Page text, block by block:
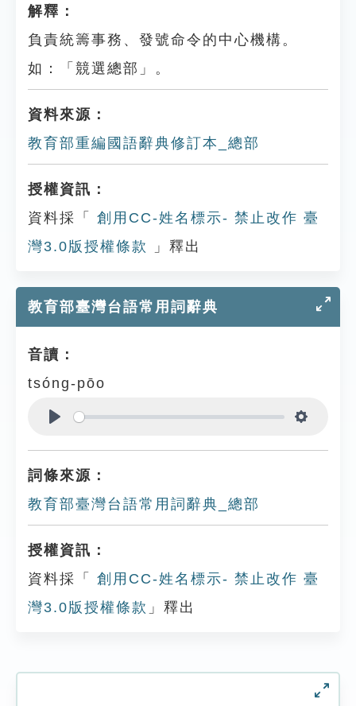
解釋：
負責統籌事務、發號命令的中心機構。
如：「競選總部」。
資料來源：
教育部重編國語辭典修訂本_總部
授權資訊：
資料採「
創用CC-姓名標示- 禁止改作 臺
灣3.0版授權條款
」釋出
教育部臺灣台語常用詞辭典
音讀：
tsóng-pōo
詞條來源：
教育部臺灣台語常用詞辭典_總部
授權資訊：
資料採「
創用CC-姓名標示- 禁止改作 臺
灣3.0版授權條款 」釋出